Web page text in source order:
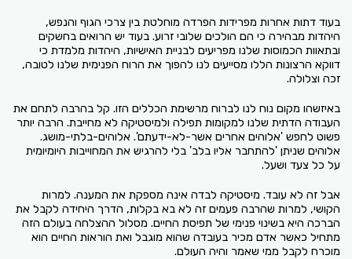
בעוד דתות אחרות מפרידות הפרדה מוחלטת בין צרכי הגוף והנפש,
היהדות מבהירה כי הם הולכים שלובי זרוע. בעוד יש הרואים בחשקים
ובתאוות הכמוסות שלנו מפריעים לבניית האישיות, היהדות מלמדת כי
דווקא הרצונות הללו מסייעים לנו להפוך את הרוח הפנימית שלנו לטובה,
זכה וצלולה.
באיזשהו מקום נוח לנו לברוח מרשימת הכללים הזו. קל בהרבה לתחם את
העבודה הדתית שלנו למקומות תפילה ולמיסטיקה לא מחייבת. הרבה יותר
פשוט לחפש 'אלוהים אחרים אשר-לא-ידעתם'. אלוהים-בלתי-מושג.
אלוהים שניתן 'להתחבר אליו בלב' בלי להרגיש את המחוייבות היומיומית
על כל צעד ושעל.
אבל זה לא עובד. מיסטיקה לבדה אינה מספקת את המענה. למרות
הקושי, למרות שהרבה פעמים זה לא בא בקלות, הדרך היחידה לקבל את
הברכה היא בשינוי פנימי של תפיסת החיים. מסלול ההצלחה בעולם הזה
מתחיל כאשר אדם מכיר בעובדה שהוא מוגבל ואת הוראות החיים הוא
מוכרח לקבל ממי שאמר והיה העולם.